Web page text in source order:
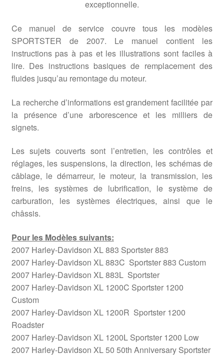
exceptionnelle.
Ce manuel de service couvre tous les modèles
SPORTSTER de 2007. Le manuel contient les
instructions pas à pas et les illustrations sont faciles à
lire. Des instructions basiques de remplacement des
fluides jusqu’au remontage du moteur.
La recherche d’informations est grandement facilitée par
la présence d’une arborescence et les milliers de
signets.
Les sujets couverts sont l’entretien, les contrôles et
réglages, les suspensions, la direction, les schémas de
câblage, le démarreur, le moteur, la transmission, les
freins, les systèmes de lubrification, le système de
carburation, les systèmes électriques, ainsi que le
châssis.
Pour les Modèles suivants:
2007 Harley-Davidson XL 883 Sportster 883
2007 Harley-Davidson XL 883C Sportster 883 Custom
2007 Harley-Davidson XL 883L Sportster
2007 Harley-Davidson XL 1200C Sportster 1200
Custom
2007 Harley-Davidson XL 1200R Sportster 1200
Roadster
2007 Harley-Davidson XL 1200L Sportster 1200 Low
2007 Harley-Davidson XL 50 50th Anniversary Sportster